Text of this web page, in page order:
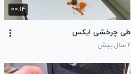
۰۰:۱۴
طی چرخشی ایکس
۲ سال پیش